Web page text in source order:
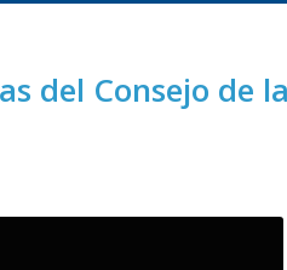
del Consejo de